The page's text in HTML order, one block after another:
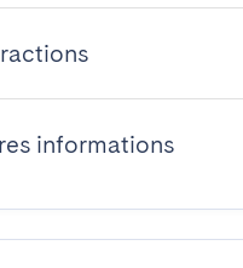
informations